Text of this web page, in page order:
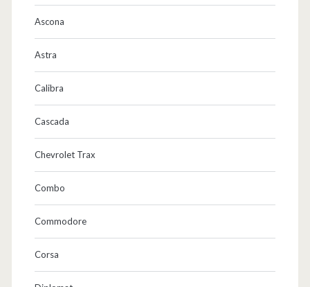
Ascona
Astra
Calibra
Cascada
Chevrolet Trax
Combo
Commodore
Corsa